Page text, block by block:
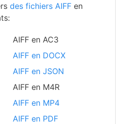
des fichiers AIFF en
AIFF en AC3
AIFF en DOCX
AIFF en JSON
AIFF en M4R
AIFF en MP4
AIFF en PDF